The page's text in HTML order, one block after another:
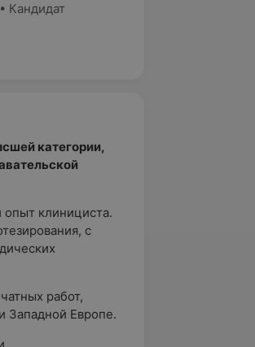
Кандидат
категории,
опыт клинициста.
с
работ,
Западной Европе.